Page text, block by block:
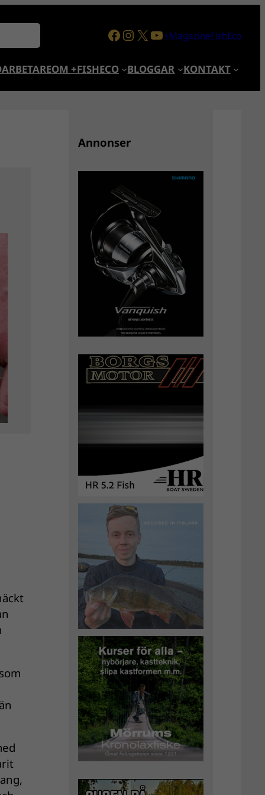
Facebook
Instagram
X YouTube
+MagazineFishEco
OM +FISHECO BLOGGAR KONTAKT
Annonser